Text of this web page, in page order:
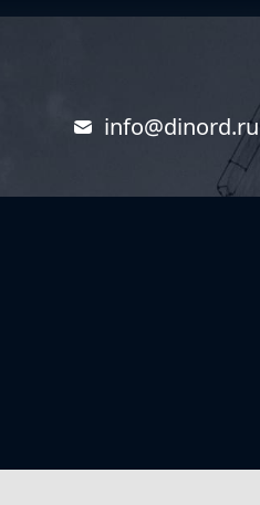
info@dinord.ru